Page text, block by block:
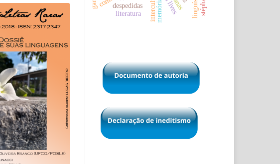
despedidas
literatura memória